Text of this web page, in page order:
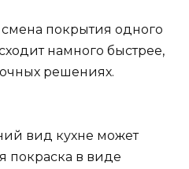
покрытия одного
намного быстрее,
решениях.
вид кухне может
покраска в виде